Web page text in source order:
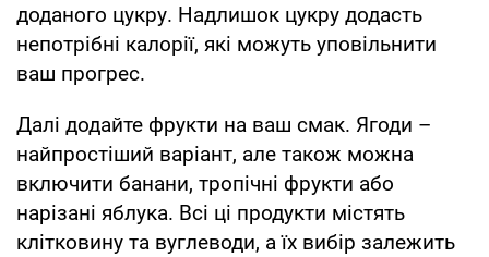
доданого цукру. Надлишок цукру додасть
непотрібні калорії, які можуть уповільнити
ваш прогрес.
Далі додайте фрукти на ваш смак. Ягоди –
найпростіший варіант, але також можна
включити банани, тропічні фрукти або
нарізані яблука. Всі ці продукти містять
клітковину та вуглеводи, а їх вибір залежить